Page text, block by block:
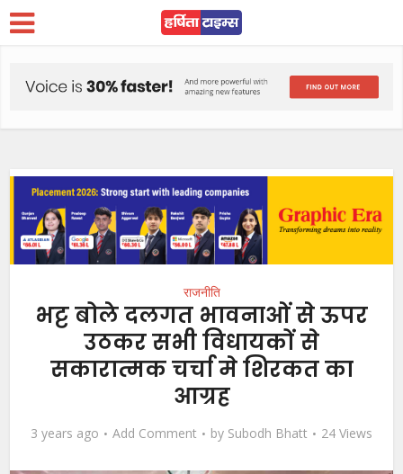
राजनीति
भट्ट बोले दलगत भावनाओं से ऊपर
उठकर सभी विधायकों से
सकारात्मक चर्चा मे शिरकत का
आग्रह
3 years ago Add Comment by Subodh Bhatt 24 Views